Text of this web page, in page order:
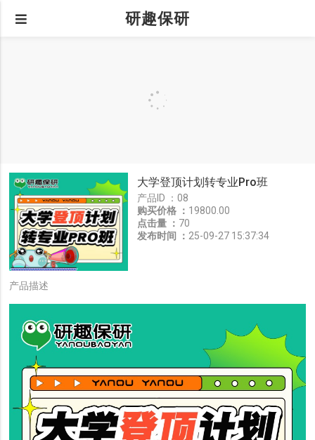
研趣保研
大学登顶计划转专业Pro班
产品ID ： 08
购买价格 ： 19800.00
点击量 ： 70
发布时间 ： 25-09-27 15:37:34
产品描述